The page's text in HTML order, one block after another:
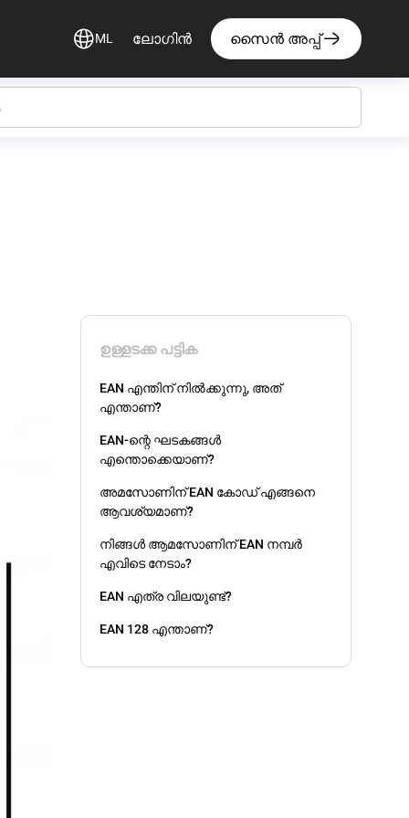
ML ലോഗിൻ സൈൻ അപ്പ്
ഉള്ളടക്ക പട്ടിക
EAN എന്തിന് നിൽക്കുന്നു, അത്
എന്താണ്?
EAN-ന്റെ ഘടകങ്ങൾ
എന്തൊക്കെയാണ്?
അമസോണിന് EAN കോഡ് എങ്ങനെ
ആവശ്യമാണ്?
നിങ്ങൾ ആമസോണിന് EAN നമ്പർ
എവിടെ നേടാം?
EAN എത്ര വിലയുണ്ട്?
EAN 128 എന്താണ്?